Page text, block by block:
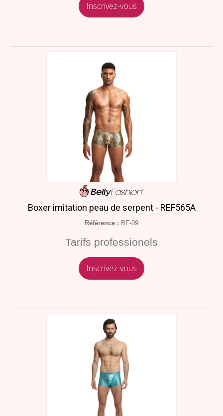
Inscrivez-vous
Boxer imitation peau de serpent - REF565A
Référence : BF-09
Tarifs professionels
Inscrivez-vous